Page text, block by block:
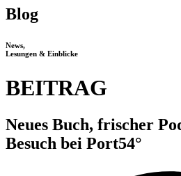
Blog
News,
Lesungen & Einblicke
BEITRAG
Neues Buch, frischer
Besuch bei Port54°